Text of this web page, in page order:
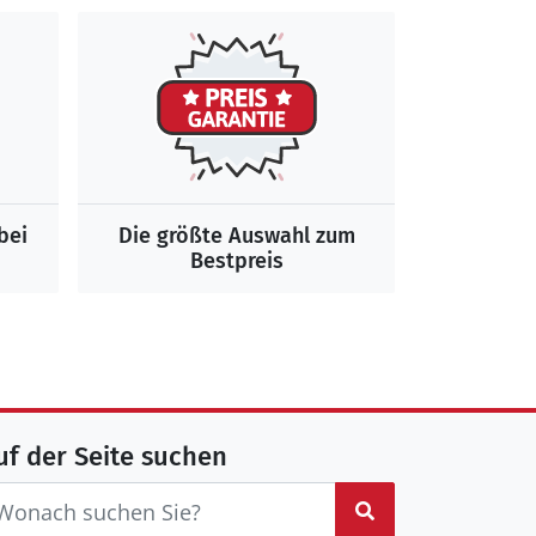
Die größte Auswahl zum
Bestpreis
der Seite suchen
Suchen